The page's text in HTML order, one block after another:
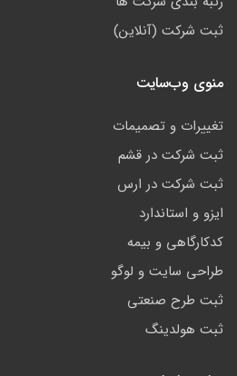
ثبت شرکت (آنلاین)
منوی وب‌سایت
تغییرات و تصمیمات
ثبت شرکت در قشم
ثبت شرکت در ارس
ایزو و استاندارد
کدکارگاهی و بیمه
طراحی سایت و لوگو
ثبت طرح صنعتی
ثبت هولدینگ